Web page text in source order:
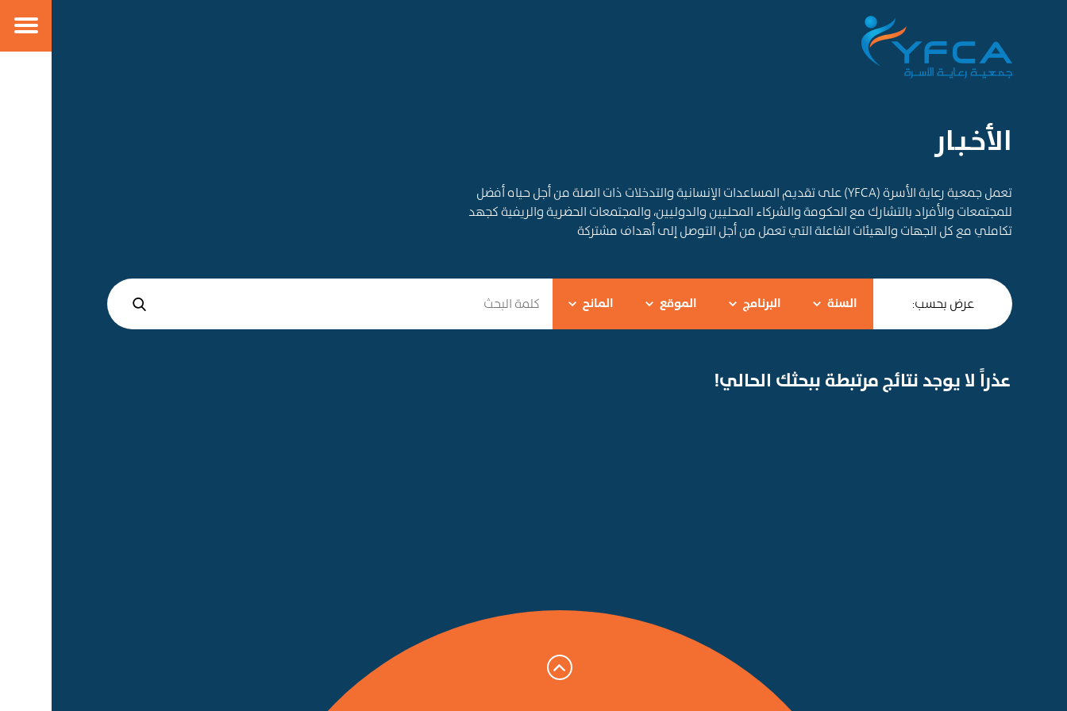
الأخـبـار
تعمل جمعية رعاية الأسرة (YFCA) على تقديم المساعدات الإنسانية والتدخلات ذات الصلة من أجل حياه أفضل
للمجتمعات والأفراد بالتشارك مع الحكومة والشركاء المحليين والدوليين، والمجتمعات الحضرية والريفية كجهد
تكاملي مع كل الجهات والهيئات الفاعلة التي تعمل من أجل التوصل إلى أهداف مشتركة
عرض بحسب: السنة البرنامج الموقع المانح
عذراً لا يوجد نتائج مرتبطة ببحثك الحالي!